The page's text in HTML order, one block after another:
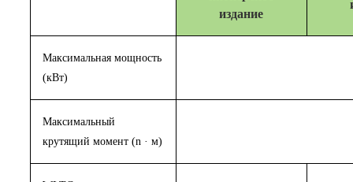
издание
Максимальная мощность
(кВт)
Максимальный
крутящий момент (n · м)